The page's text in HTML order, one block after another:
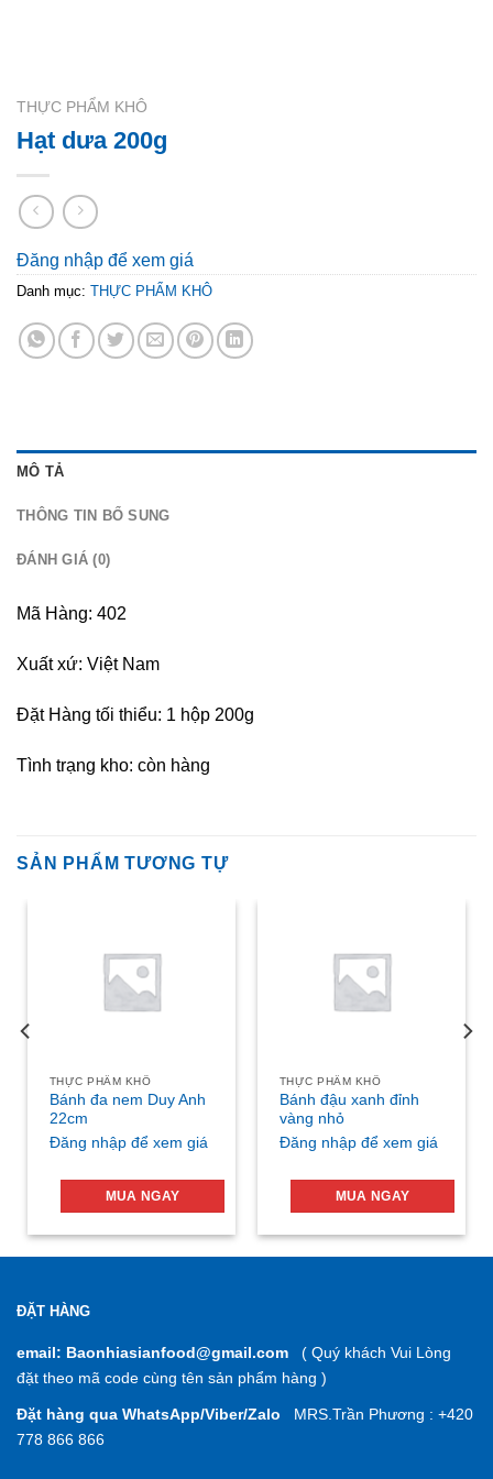
THỰC PHẨM KHÔ
Hạt dưa 200g
Đăng nhập để xem giá
Danh mục: THỰC PHẨM KHÔ
MÔ TẢ
THÔNG TIN BỔ SUNG
ĐÁNH GIÁ (0)
Mã Hàng: 402
Xuất xứ: Việt Nam
Đặt Hàng tối thiểu: 1 hộp 200g
Tình trạng kho: còn hàng
SẢN PHẨM TƯƠNG TỰ
THỰC PHẨM KHÔ
Bánh đa nem Duy Anh
22cm
Đăng nhập để xem giá
MUA NGAY
THỰC PHẨM KHÔ
Bánh đậu xanh đỉnh
vàng nhỏ
Đăng nhập để xem giá
MUA NGAY
ĐẶT HÀNG
email: Baonhiasianfood@gmail.com ( Quý khách Vui Lòng
đặt theo mã code cùng tên sản phẩm hàng )
Đặt hàng qua WhatsApp/Viber/Zalo MRS.Trần Phương : +420
778 866 866